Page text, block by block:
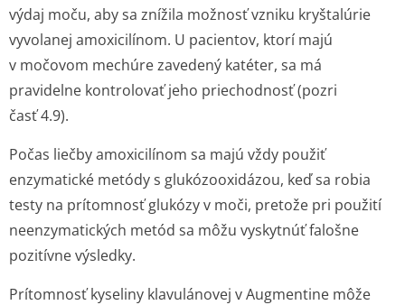
výdaj moču, aby sa znížila možnosť vzniku kryštalúrie
vyvolanej amoxicilínom. U pacientov, ktorí majú
v močovom mechúre zavedený katéter, sa má
pravidelne kontrolovať jeho priechodnosť (pozri
časť 4.9).
Počas liečby amoxicilínom sa majú vždy použiť
enzymatické metódy s glukózooxidázou, keď sa robia
testy na prítomnosť glukózy v moči, pretože pri použití
neenzymatických metód sa môžu vyskytnúť falošne
pozitívne výsledky.
Prítomnosť kyseliny klavulánovej v Augmentine môže